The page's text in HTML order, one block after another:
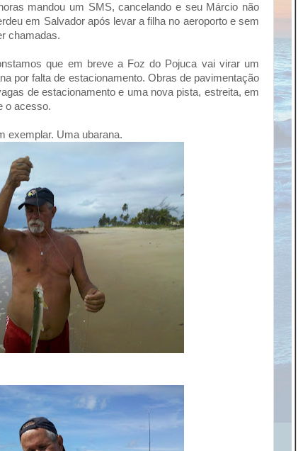
mandou um SMS, cancelando e seu Márcio não
em Salvador após levar a filha no aeroporto e sem
chamadas.
que em breve a Foz do Pojuca vai virar um
por falta de estacionamento. Obras de pavimentação
de estacionamento e uma nova pista, estreita, em
o acesso.
exemplar. Uma ubarana.